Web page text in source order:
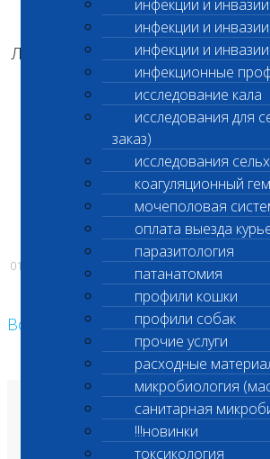
инфекции и
инфекции и
инфекции и
инфекционные
исследование кала
исследования для
заказ)
исследования
коагуляционный
мочеполовая
оплата выезда
паразитология
патанатомия
профили кошки
профили собак
прочие услуги
расходные
микробиология
санитарная
!!!новинки
токсикология
ВОССТАНОВЛЕН ПРИЕМ
ЖИВОТНЫХ В
ЛАБОРАТОРНОМ ОТДЕЛЕНИИ В
ЦЕНТРЕ НА
ЦЕНТРАЛЬНЫЙ ОФИС
РЕЖИМЕ!
ПРИНОСИМ ИЗВИНЕНИЯ ЗА
НЕУДОБСТВА!
01.12.2019
Возврат к списку
О лаборатории
Анализы и цены
Ветеринарные центры
Владельцам